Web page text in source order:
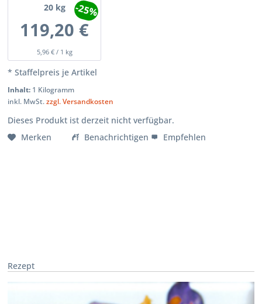
20kg
119,20 €
5,96 € / 1 kg
-25%
* Staffelpreis je Artikel
Inhalt: 1 Kilogramm
inkl. MwSt.zzgl. Versandkosten
Dieses Produkt ist derzeit nicht verfügbar.
Merken
Benachrichtigen Empfehlen
Rezept